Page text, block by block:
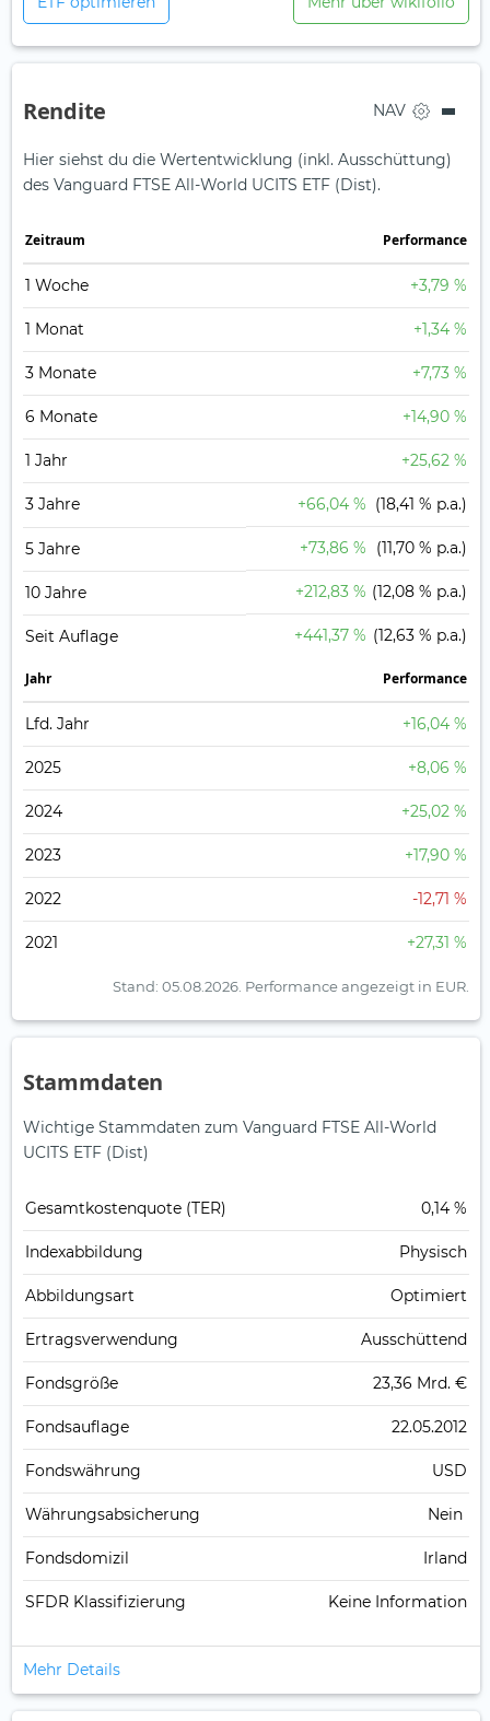
Rendite NAV
Hier siehst du die Wertentwicklung (inkl. Ausschüttung)
des Vanguard FTSE All-World UCITS ETF (Dist).
Zeit­raum Perfor­mance
1 Woche +3,79 %
1 Monat +1,34 %
3 Monate +7,73 %
6 Monate +14,90 %
1 Jahr +25,62 %
3 Jahre +66,04 % (18,41 % p.a.)
5 Jahre +73,86 % (11,70 % p.a.)
10 Jahre +212,83 % (12,08 % p.a.)
Seit Auflage +441,37 % (12,63 % p.a.)
Jahr Perfor­mance
Lfd. Jahr +16,04 %
2025 +8,06 %
2024 +25,02 %
2023 +17,90 %
2022 -12,71 %
2021 +27,31 %
Stand: 05.08.2026. Performance angezeigt in EUR.
Stammdaten
Wichtige Stammdaten zum Vanguard FTSE All-World
UCITS ETF (Dist)
Gesamt­kosten­quote (TER) 0,14 %
Index­abbildung Physisch
Abbildungs­art Optimiert
Ertrags­verwendung Ausschüttend
Fonds­größe 23,36 Mrd. €
Fonds­auflage 22.05.2012
Fonds­währung USD
Währungsabsicherung Nein
Fondsdomizil Irland
SFDR Klassifizierung Keine Information
Mehr Details